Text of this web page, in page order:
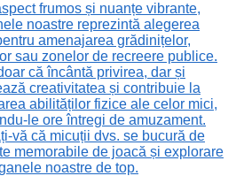
frumos și nuanțe vibrante,
noastre reprezintă alegerea
amenajarea grădinițelor,
sau zonelor de recreere publice.
că încântă privirea, dar și
creativitatea și contribuie la
abilităților fizice ale celor mici,
le ore întregi de amuzament.
vă că micuții dvs. se bucură de
memorabile de joacă și explorare
noastre de top.